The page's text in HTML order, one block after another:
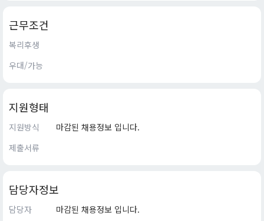
근무조건
복리후생
우대/가능
지원형태
지원방식
마감된 채용정보 입니다.
제출서류
담당자정보
담당자
마감된 채용정보 입니다.